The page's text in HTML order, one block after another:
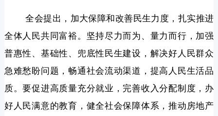
全会提出，加大保障和改善民生力度，扎实推进
全体人民共同富裕。坚持尽力而为、量力而行，加强
普惠性、基础性、兜底性民生建设，解决好人民群众
急难愁盼问题，畅通社会流动渠道，提高人民生活品
质。要促进高质量充分就业，完善收入分配制度，办
好人民满意的教育，健全社会保障体系，推动房地产